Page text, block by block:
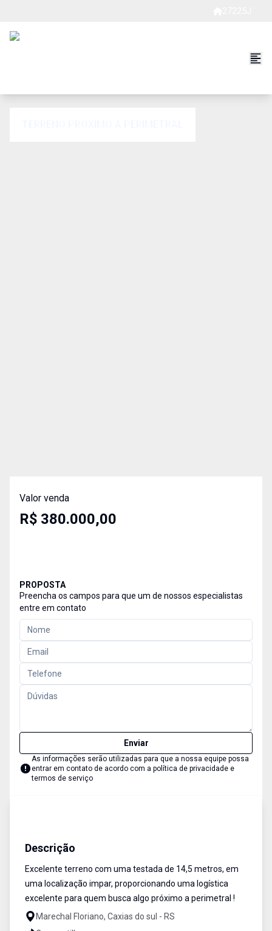
Valor venda
R$ 380.000,00
PROPOSTA
Preencha os campos para que um de nossos especialistas
entre em contato
Enviar
As informações serão utilizadas para que a nossa equipe possa
entrar em contato de acordo com a política de privacidade e
termos de serviço
Descrição
Excelente terreno com uma testada de 14,5 metros, em
uma localização impar, proporcionando uma logística
excelente para quem busca algo próximo a perimetral !
Marechal Floriano, Caxias do sul - RS